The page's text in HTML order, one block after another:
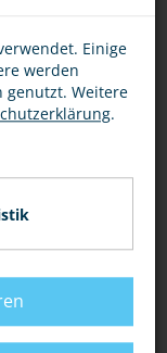
nutze eine
ABER
Einige
werden
genutzt. Weitere
.